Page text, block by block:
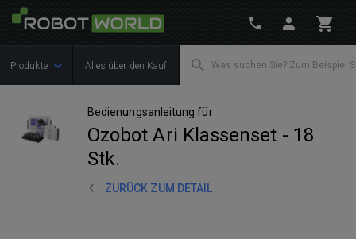
Produkte Alles über den Kauf
Bedienungsanleitung für
Ozobot Ari Klassenset - 18
Stk.
ZURÜCK ZUM DETAIL